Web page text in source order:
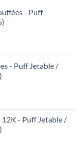
- Puff
- Puff Jetable /
- Puff Jetable /